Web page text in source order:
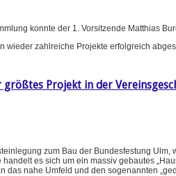
konnte der 1. Vorsitzende Matthias
wieder zahlreiche Projekte erfolgreich
Projekt in der
zum Bau der Bundesfestung
es sich um ein massiv gebautes
das nahe Umfeld und den sogenannten